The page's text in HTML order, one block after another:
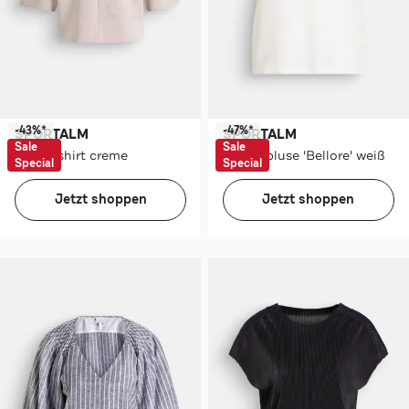
SPORTALM
Blusenshirt creme
-43%*
Sale
Special
Jetzt shoppen
SPORTALM
Seidenbluse 'Bellore' weiß
-47%*
Sale
Special
Jetzt shoppen